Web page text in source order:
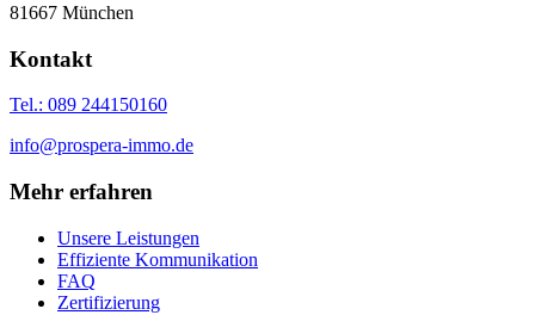
81667 München
Kontakt
Tel.: 089 244150160
info@prospera-immo.de
Mehr erfahren
Unsere Leistungen
Effiziente Kommunikation
FAQ
Zertifizierung